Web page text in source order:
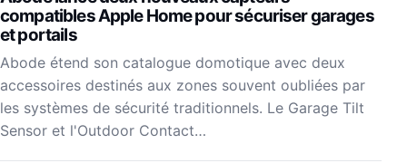
compatibles Apple Home pour sécuriser garages
et portails
Abode étend son catalogue domotique avec deux
accessoires destinés aux zones souvent oubliées par
les systèmes de sécurité traditionnels. Le Garage Tilt
Sensor et l'Outdoor Contact…